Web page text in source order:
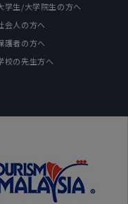
学生/大学院生の方へ
会人の方へ
護者の方へ
校の先生方へ